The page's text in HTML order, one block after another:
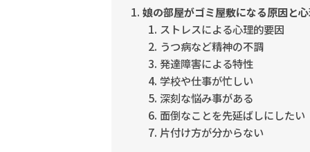
娘の部屋がゴミ屋敷になる原因と
ストレスによる心理的要因
うつ病など精神の不調
発達障害による特性
学校や仕事が忙しい
深刻な悩み事がある
面倒なことを先延ばしにしたい
片付け方が分からない